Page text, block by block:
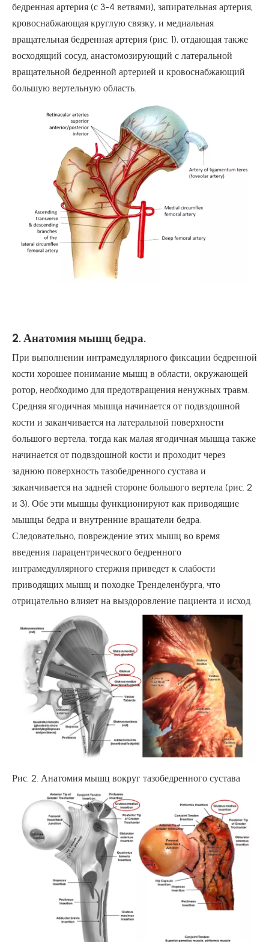
бедренная артерия (с 3-4 ветвями), запирательная артерия,
кровоснабжающая круглую связку, и медиальная
вращательная бедренная артерия (рис. 1), отдающая также
восходящий сосуд, анастомозирующий с латеральной
вращательной бедренной артерией и кровоснабжающий
большую вертельную область.
2. Анатомия мышц бедра.
При выполнении интрамедуллярного фиксации бедренной
кости хорошее понимание мышц в области, окружающей
ротор, необходимо для предотвращения ненужных травм.
Средняя ягодичная мышца начинается от подвздошной
кости и заканчивается на латеральной поверхности
большого вертела, тогда как малая ягодичная мышца также
начинается от подвздошной кости и проходит через
заднюю поверхность тазобедренного сустава и
заканчивается на задней стороне большого вертела (рис. 2
и 3). Обе эти мышцы функционируют как приводящие
мышцы бедра и внутренние вращатели бедра.
Следовательно, повреждение этих мышц во время
введения парацентрического бедренного
интрамедуллярного стержня приведет к слабости
приводящих мышц и походке Тренделенбурга, что
отрицательно влияет на выздоровление пациента и исход.
Рис. 2. Анатомия мышц вокруг тазобедренного сустава